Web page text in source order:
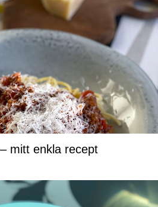
mitt enkla recept